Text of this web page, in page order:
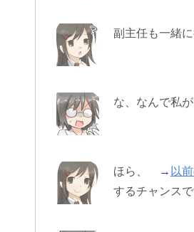
副主任も一緒
な、なんで私が
ほら、 → 以
するチャンスで